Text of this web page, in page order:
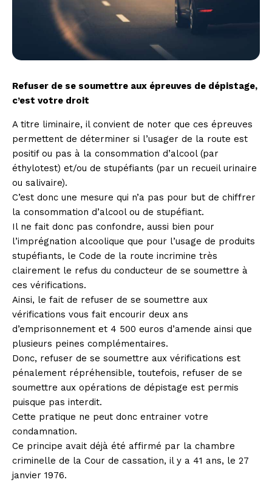
Refuser de se soumettre aux épreuves de dépistage,
c’est votre droit
A titre liminaire, il convient de noter que ces épreuves
permettent de déterminer si l’usager de la route est
positif ou pas à la consommation d’alcool (par
éthylotest) et/ou de stupéfiants (par un recueil urinaire
ou salivaire).
C’est donc une mesure qui n’a pas pour but de chiffrer
la consommation d’alcool ou de stupéfiant.
Il ne fait donc pas confondre, aussi bien pour
l’imprégnation alcoolique que pour l’usage de produits
stupéfiants, le Code de la route incrimine très
clairement le refus du conducteur de se soumettre à
ces vérifications.
Ainsi, le fait de refuser de se soumettre aux
vérifications vous fait encourir deux ans
d’emprisonnement et 4 500 euros d’amende ainsi que
plusieurs peines complémentaires.
Donc, refuser de se soumettre aux vérifications est
pénalement répréhensible, toutefois, refuser de se
soumettre aux opérations de dépistage est permis
puisque pas interdit.
Cette pratique ne peut donc entrainer votre
condamnation.
Ce principe avait déjà été affirmé par la chambre
criminelle de la Cour de cassation, il y a 41 ans, le 27
janvier 1976.